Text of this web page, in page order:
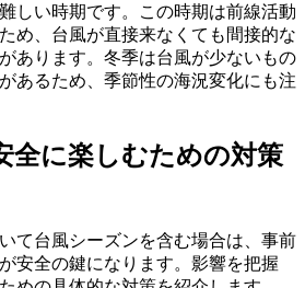
しい時期です。この時期は前線活動
め、台風が直接来なくても間接的な
あります。冬季は台風が少ないもの
あるため、季節性の海況変化にも注
全に楽しむための対策
て台風シーズンを含む場合は、事前
安全の鍵になります。影響を把握